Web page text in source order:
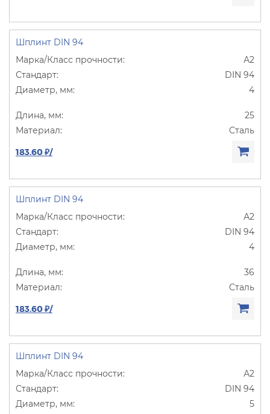
Шплинт DIN 94
А2
DIN 94
4
25
Сталь
183.60 ₽/
Шплинт DIN 94
А2
DIN 94
4
36
Сталь
183.60 ₽/
Шплинт DIN 94
А2
DIN 94
5